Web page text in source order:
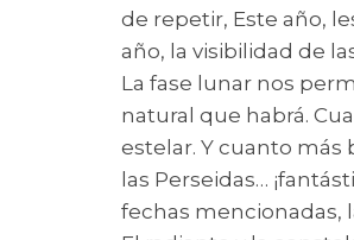
de repetir, Este año,
año, la visibilidad de
La fase lunar nos
natural que habrá.
estelar. Y cuanto más
las Perseidas…
fechas mencionadas,